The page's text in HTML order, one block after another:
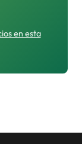
en esta